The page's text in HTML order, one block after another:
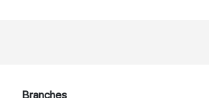
Branches